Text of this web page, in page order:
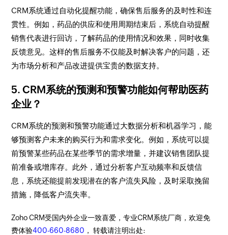
CRM系统通过自动化提醒功能，确保售后服务的及时性和连
贯性。例如，药品的供应和使用周期结束后，系统自动提醒
销售代表进行回访，了解药品的使用情况和效果，同时收集
反馈意见。这样的售后服务不仅能及时解决客户的问题，还
为市场分析和产品改进提供宝贵的数据支持。
5. CRM系统的预测和预警功能如何帮助医药
企业？
CRM系统的预测和预警功能通过大数据分析和机器学习，能
够预测客户未来的购买行为和需求变化。例如，系统可以提
前预警某些药品在某些季节的需求增量，并建议销售团队提
前准备或增库存。此外，通过分析客户互动频率和反馈信
息，系统还能提前发现潜在的客户流失风险，及时采取挽留
措施，降低客户流失率。
Zoho CRM受国内外企业一致喜爱，专业CRM系统厂商，欢迎免
费体验400-660-8680 ， 转载请注明出处: